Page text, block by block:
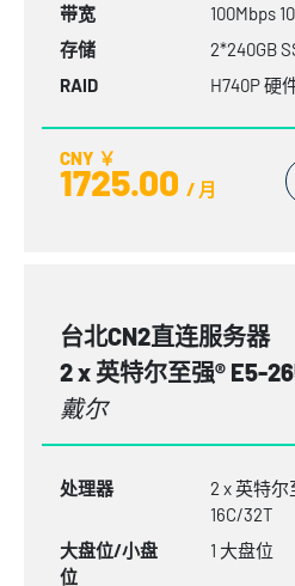
带宽
100Mbps
存储
2*240GB
RAID
H740P 硬
CNY ￥
1725.00 / 月
台北CN2直连服务器
2 x 英特尔至强® E5-
戴尔
处理器
2 x 英特尔
16C/32T
大盘位/小盘
位
1 大盘位